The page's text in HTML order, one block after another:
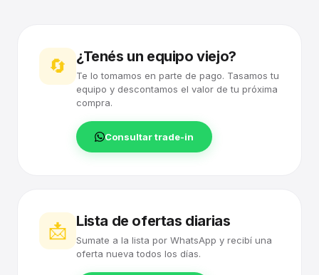
🔄 ¿Tenés un equipo viejo?
Te lo tomamos en parte de pago. Tasamos tu
equipo y descontamos el valor de tu próxima
compra.
Consultar trade-in
📩 Lista de ofertas diarias
Sumate a la lista por WhatsApp y recibí una
oferta nueva todos los días.